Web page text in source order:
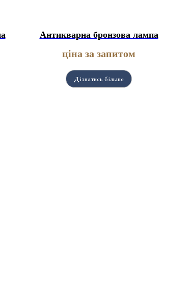
Антикварна бронзова лампа
ціна за запитом
Дізнатись більше